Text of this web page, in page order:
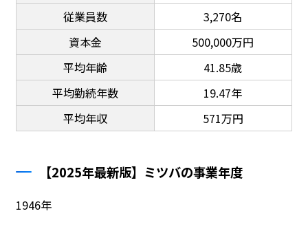
従業員数
3,270名
資本金
500,000万円
平均年齢
41.85歳
平均勤続年数
19.47年
平均年収
571万円
【2025年最新版】ミツバの事業年度
1946年